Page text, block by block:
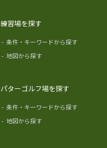
練習場を探す
- 条件・キーワードから探す
- 地図から探す
パターゴルフ場を探す
- 条件・キーワードから探す
- 地図から探す